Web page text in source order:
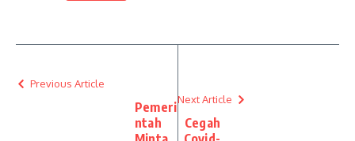
Previous Article
Pemeri
ntah
Next Article
Cegah